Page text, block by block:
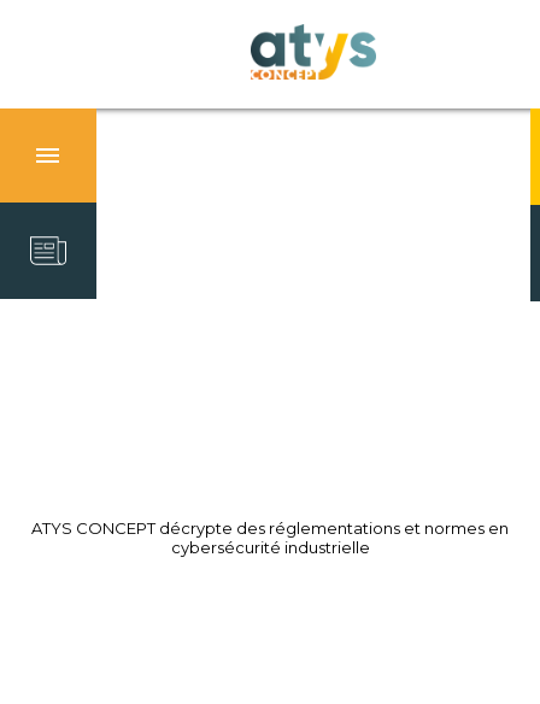
ATYS CONCEPT décrypte des réglementations et normes en
cybersécurité industrielle